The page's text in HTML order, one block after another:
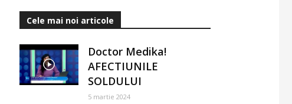
Cele mai noi articole
Doctor Medika!
AFECTIUNILE
SOLDULUI
5 martie 2024